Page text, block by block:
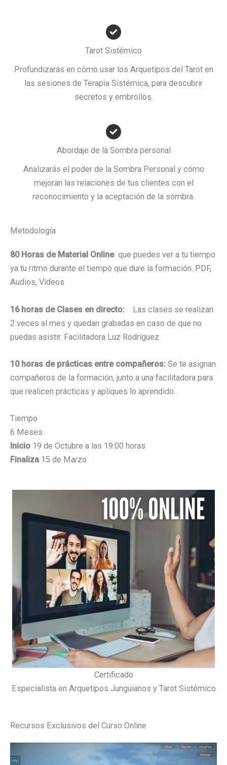
Tarot Sistémico
Profundizarás en cómo usar los Arquetipos del Tarot en
las sesiones de Terapia Sistémica, para descubrir
secretos y embrollos.
Abordaje de la Sombra personal
Analizarás el poder de la Sombra Personal y cómo
mejoran las relaciones de tus clientes con el
reconocimiento y la aceptación de la sombra.
Metodología
80 Horas de Material Onlineque puedes ver a tu tiempo
ya tu ritmo durante el tiempo que dure la formación. PDF,
Audios, Vídeos
16 horas de Clases en directo: Las clases se realizan
2 veces al mes y quedan grabadas en caso de que no
puedas asistir. Facilitadora Luz Rodríguez
10 horas de prácticas entre compañeros: Se te asignan
compañeros de la formación, junto a una facilitadora para
que realicen prácticas y apliques lo aprendido.
Tiempo
6 Meses
Inicio 19 de Octubre a las 19:00 horas
Finaliza 15 de Marzo
Certificado
Especialista en Arquetipos Junguianos y Tarot Sistémico
Recursos Exclusivos del Curso Online